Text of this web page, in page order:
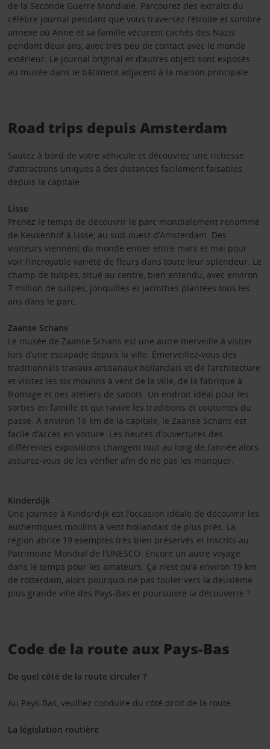
de la Seconde Guerre Mondiale. Parcourez des extraits du
célèbre journal pendant que vous traversez l’étroite et sombre
annexe où Anne et sa famille vécurent cachés des Nazis
pendant deux ans, avec très peu de contact avec le monde
extérieur. Le journal original et d’autres objets sont exposés
au musée dans le bâtiment adjacent à la maison principale.
Road trips depuis Amsterdam
Sautez à bord de votre véhicule et découvrez une richesse
d’attractions uniques à des distances facilement faisables
depuis la capitale.
Lisse
Prenez le temps de découvrir le parc mondialement renommé
de Keukenhof à Lisse, au sud-ouest d’Amsterdam. Des
visiteurs viennent du monde entier entre mars et mai pour
voir l’incroyable variété de fleurs dans toute leur splendeur. Le
champ de tulipes, situé au centre, bien entendu, avec environ
7 million de tulipes, jonquilles et jacinthes plantées tous les
ans dans le parc.
Zaanse Schans
Le musée de Zaanse Schans est une autre merveille à visiter
lors d’une escapade depuis la ville. Émerveillez-vous des
traditionnels travaux artisanaux hollandais et de l’architecture
et visitez les six moulins à vent de la ville, de la fabrique à
fromage et des ateliers de sabots. Un endroit idéal pour les
sorties en famille et qui ravive les traditions et coutumes du
passé. À environ 16 km de la capitale, le Zaanse Schans est
facile d’accès en voiture. Les heures d’ouvertures des
différentes expositions changent tout au long de l’année alors
assurez-vous de les vérifier afin de ne pas les manquer.
Kinderdijk
Une journée à Kinderdijk est l’occasion idéale de découvrir les
authentiques moulins à vent hollandais de plus près. La
région abrite 19 exemples très bien préservés et inscrits au
Patrimoine Mondial de l’UNESCO. Encore un autre voyage
dans le temps pour les amateurs. Ça n’est qu’à environ 19 km
de rotterdam, alors pourquoi ne pas touler vers la deuxième
plus grande ville des Pays-Bas et poursuivre la découverte ?
Code de la route aux Pays-Bas
De quel côté de la route circuler ?
Au Pays-Bas, veuillez conduire du côté droit de la route.
La législation routière